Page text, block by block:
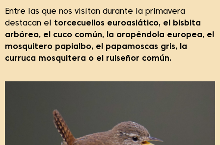
Entre las que nos visitan durante la primavera
destacan el torcecuellos euroasiático, el bisbita
arbóreo, el cuco común, la oropéndola europea, el
mosquitero papialbo, el papamoscas gris, la
curruca mosquitera o el ruiseñor común.